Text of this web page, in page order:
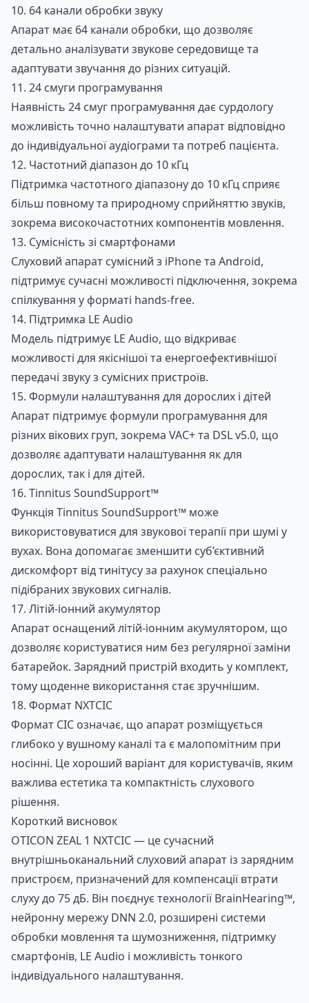
10. 64 канали обробки звуку
Апарат має 64 канали обробки, що дозволяє
детально аналізувати звукове середовище та
адаптувати звучання до різних ситуацій.
11. 24 смуги програмування
Наявність 24 смуг програмування дає сурдологу
можливість точно налаштувати апарат відповідно
до індивідуальної аудіограми та потреб пацієнта.
12. Частотний діапазон до 10 кГц
Підтримка частотного діапазону до 10 кГц сприяє
більш повному та природному сприйняттю звуків,
зокрема високочастотних компонентів мовлення.
13. Сумісність зі смартфонами
Слуховий апарат сумісний з iPhone та Android,
підтримує сучасні можливості підключення, зокрема
спілкування у форматі hands-free.
14. Підтримка LE Audio
Модель підтримує LE Audio, що відкриває
можливості для якіснішої та енергоефективнішої
передачі звуку з сумісних пристроїв.
15. Формули налаштування для дорослих і дітей
Апарат підтримує формули програмування для
різних вікових груп, зокрема VAC+ та DSL v5.0, що
дозволяє адаптувати налаштування як для
дорослих, так і для дітей.
16. Tinnitus SoundSupport™
Функція Tinnitus SoundSupport™ може
використовуватися для звукової терапії при шумі у
вухах. Вона допомагає зменшити суб’єктивний
дискомфорт від тинітусу за рахунок спеціально
підібраних звукових сигналів.
17. Літій-іонний акумулятор
Апарат оснащений літій-іонним акумулятором, що
дозволяє користуватися ним без регулярної заміни
батарейок. Зарядний пристрій входить у комплект,
тому щоденне використання стає зручнішим.
18. Формат NXTCIC
Формат CIC означає, що апарат розміщується
глибоко у вушному каналі та є малопомітним при
носінні. Це хороший варіант для користувачів, яким
важлива естетика та компактність слухового
рішення.
Короткий висновок
OTICON ZEAL 1 NXTCIC — це сучасний
внутрішньоканальний слуховий апарат із зарядним
пристроєм, призначений для компенсації втрати
слуху до 75 дБ. Він поєднує технології BrainHearing™,
нейронну мережу DNN 2.0, розширені системи
обробки мовлення та шумозниження, підтримку
смартфонів, LE Audio і можливість тонкого
індивідуального налаштування.
Замовити